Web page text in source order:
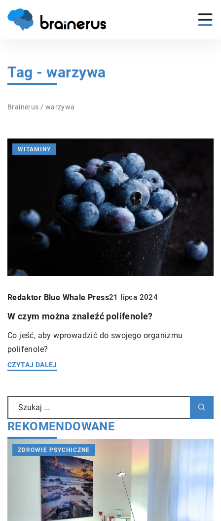
Tag - warzywa
Brainerus / warzywa
WITAMINY
Redaktor Blue Whale Press21 lipca 2024
W czym można znaleźć polifenole?
Co jeść, aby wprowadzić do swojego organizmu
polifenole?
CZYTAJ DALEJ
REKOMENDOWANE
ZDROWIE PSYCHICZNE